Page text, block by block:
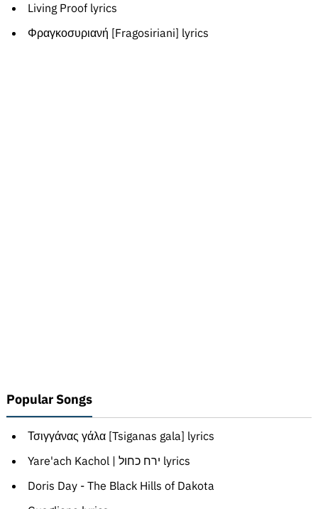
Living Proof lyrics
Φραγκοσυριανή [Fragosiriani] lyrics
Popular Songs
Τσιγγάνας γάλα [Tsiganas gala] lyrics
Yare'ach Kachol | ירח כחול lyrics
Doris Day - The Black Hills of Dakota